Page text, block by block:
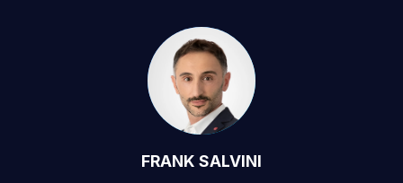
FRANK SALVINI